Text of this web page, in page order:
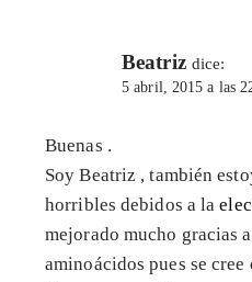
Beatriz dice:
5 abril, 2015 a las
Buenas .
Soy Beatriz , también
horribles debidos a la
mejorado mucho gracias
aminoácidos pues se cree